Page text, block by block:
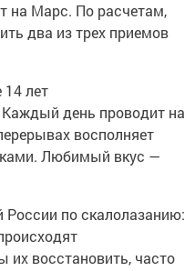
на Марс. По расчетам,
два из трех приемов
лет
день проводит на
восполняет
Любимый вкус —
России по скалолазанию:
восстановить, часто